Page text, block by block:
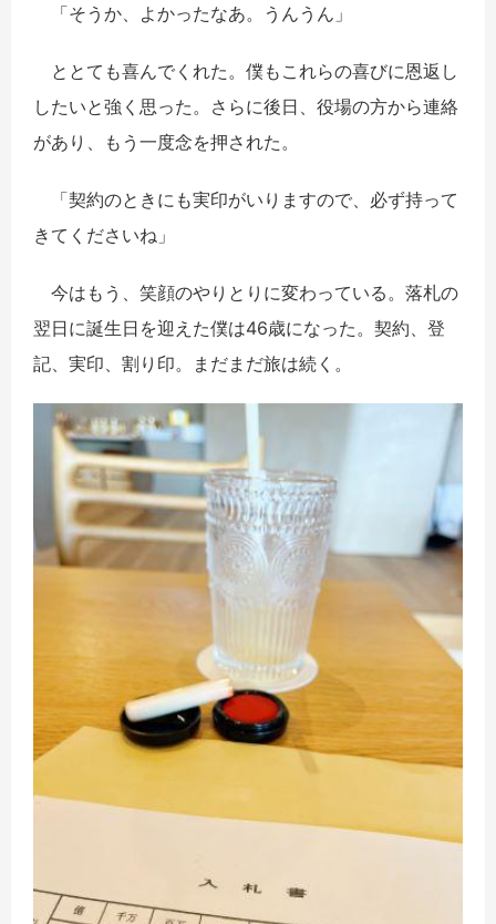
「そうか、よかったなあ。うんうん」
ととても喜んでくれた。僕もこれらの喜びに恩返し
したいと強く思った。さらに後日、役場の方から連絡
があり、もう一度念を押された。
「契約のときにも実印がいりますので、必ず持って
きてくださいね」
今はもう、笑顔のやりとりに変わっている。落札の
翌日に誕生日を迎えた僕は46歳になった。契約、登
記、実印、割り印。まだまだ旅は続く。